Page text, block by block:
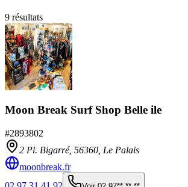
9 résultats
Moon Break Surf Shop Belle ile
#2893802
2 Pl. Bigarré, 56360 Le Palais
moonbreak.fr